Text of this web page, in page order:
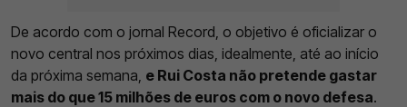
De acordo com o jornal Record, o objetivo é oficializar o
novo central nos próximos dias, idealmente, até ao início
da próxima semana, e Rui Costa não pretende gastar
mais do que 15 milhões de euros com o novo defesa.